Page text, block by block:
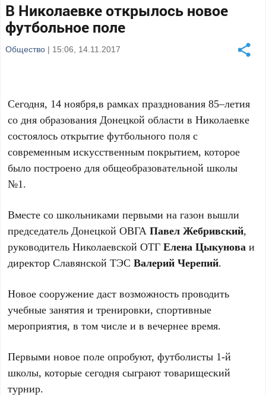
В Николаевке открылось новое
футбольное поле
Общество | 15:06, 14.11.2017
Сегодня, 14 ноября,в рамках празднования 85–летия
со дня образования Донецкой области в Николаевке
состоялось открытие футбольного поля с
современным искусственным покрытием, которое
было построено для общеобразовательной школы
№1.
Вместе со школьниками первыми на газон вышли
председатель Донецкой ОВГАПавел Жебривский,
руководитель Николаевской ОТГЕлена Цыкунова и
директор Славянской ТЭСВалерий Черепий.
Новое сооружение даст возможность проводить
учебные занятия и тренировки, спортивные
мероприятия, в том числе и в вечернее время.
Первыми новое поле опробуют, футболисты 1-й
школы, которые сегодня сыграют товарищеский
турнир.